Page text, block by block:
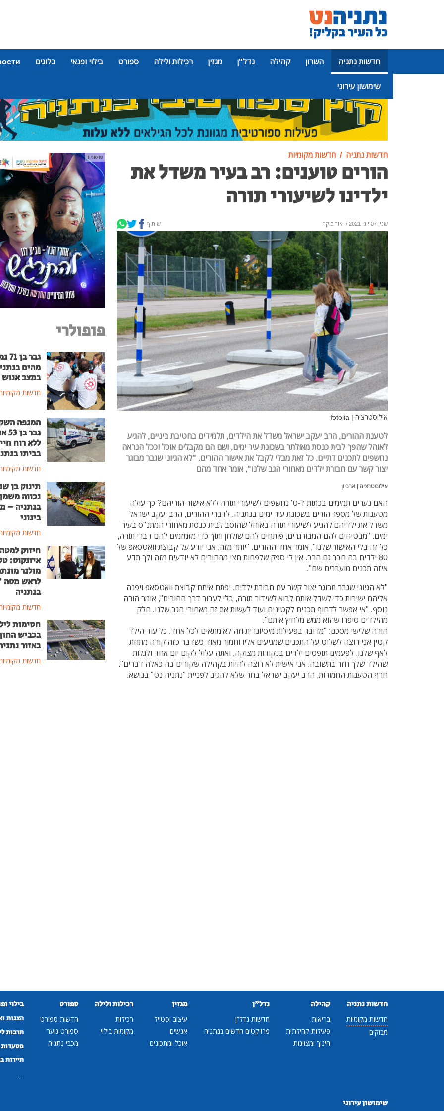
חדשות נתניה השרון קהילה נדל"ן מגזין רכילות ולילה ספורט בילוי ופנאי בלוגים
שימושון עירוני
פרסומת
חדשות נתניה חדשות מקומיות
הורים טוענים: רב בעיר משדל את
ילדינו לשיעורי תורה
שני, 07 יוני 2021 / אור בוקר שיתוף
אילוסטרציה | fotolia
לטענת ההורים, הרב יעקב ישראל משדל את הילדים, תלמידים בחטיבת ביניים, להגיע
לאוהל שהפך לבית כנסת מאולתר בשכונת עיר ימים, ושם הם מקבלים אוכל וככל הנראה
נחשפים לתכנים דתיים. כל זאת מבלי לקבל את אישור ההורים. "לא הגיוני שגבר מבוגר
יצור קשר עם חבורת ילדים מאחורי הגב שלנו", אומר אחד מהם
אילוסטרציה | ארכיון
האם נערים תמימים בכתות ז'-ט' נחשפים לשיעורי תורה ללא אישור הוריהם? כך עולה
מטענות של מספר הורים בשכונת עיר ימים בנתניה. לדברי ההורים, הרב יעקב ישראל
משדל את ילדיהם להגיע לשיעורי תורה באוהל שהוסב לבית כנסת מאחורי המתנ"ס בעיר
ימים. "מבטיחים להם המבורגרים, פותחים להם שולחן ותוך כדי מזמזמים להם דברי תורה,
כל זה בלי האישור שלנו", אומר אחד ההורים. "יותר מזה, אני יודע על קבוצת וואטסאפ של
80 ילדים בה חבר גם הרב. אין לי ספק שלפחות חצי מההורים לא יודעים מזה ולך תדע
איזה תכנים מועברים שם".
"לא הגיוני שגבר מבוגר יצור קשר עם חבורת ילדים, יפתח איתם קבוצת וואטסאפ ויפנה
אליהם ישירות כדי לשדל אותם לבוא לשידור תורה, בלי לעבור דרך ההורים", אומר הורה
נוסף. "אי אפשר לדחוף תכנים לקטינים ועוד לעשות את זה מאחורי הגב שלנו. חלק
מהילדים סיפרו שהוא ממש מלחיץ אותם".
הורה שלישי מסכם: "מדובר בפעילות מיסיונרית וזה לא מתאים לכל אחד. כל עוד הילד
קטין אני רוצה לשלוט על התכנים שמגיעים אליו וחמור מאוד כשדבר כזה קורה מתחת
לאף שלנו. לפעמים תופסים ילדים בנקודות מצוקה, ואתה עלול לקום יום אחד ולגלות
שהילד שלך חזר בתשובה. אני אישית לא רוצה להיות בקהילה שקורים בה כאלה דברים".
חרף הטענות החמורות, הרב יעקב ישראל בחר שלא להגיב לפניית "נתניה נט" בנושא.
פרסומת
פופולרי
גבר
מהים
במצב אנוש
חדשות
המגפה
גבר
ללא רוח
בביתו
חדשות
תינוק בן
נכווה
בנתניה –
בינוני
חדשות
חיזוק למטה
איזנקוט:
מולנר
לראש
בנתניה
חדשות
חסימות
בכביש
באזור
חדשות
חדשות נתניה
חדשות מקומיות
מבזקים
קהילה
בריאות
פעילות קהילתית
חינוך ומצוינות
נדל"ן
חדשות נדל"ן
פרויקטים חדשים בנתניה
מגזין
עיצוב וסטייל
אנשים
אוכל ומתכונים
רכילות ולילה
רכילות
מקומות בילוי
ספורט
חדשות ספורט
ספורט נוער
מכבי נתניה
בילוי
הצגות
תרבות
מסעדות
תיירות
שימושון עירוני